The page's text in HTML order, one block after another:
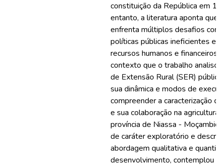
constituição da República em
entanto, a literatura aponta que
enfrenta múltiplos desafios
políticas públicas ineficientes e
recursos humanos e financeiros.
contexto que o trabalho
de Extensão Rural (SER)
sua dinâmica e modos de
compreender a caracterização
e sua colaboração na agricultura
província de Niassa -
de caráter exploratório e
abordagem qualitativa e
desenvolvimento, contemplou a